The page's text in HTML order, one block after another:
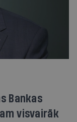
Bankas
visvairāk